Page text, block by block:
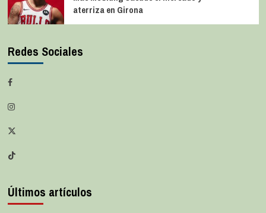
aterriza en Girona
Redes Sociales
Últimos artículos